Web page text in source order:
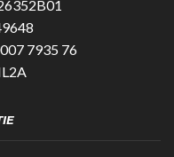
7935 76